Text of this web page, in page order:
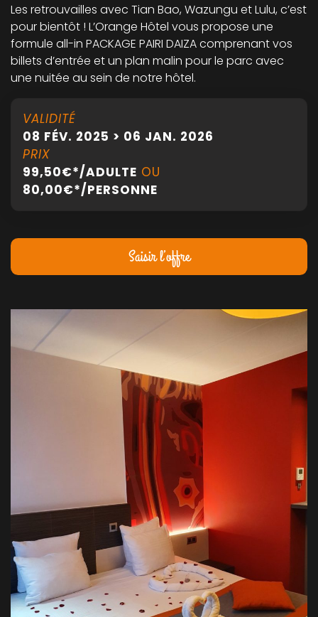
Les retrouvailles avec Tian Bao, Wazungu et Lulu, c’est
pour bientôt ! L’Orange Hôtel vous propose une
formule all-in PACKAGE PAIRI DAIZA comprenant vos
billets d’entrée et un plan malin pour le parc avec
une nuitée au sein de notre hôtel.
VALIDITÉ
08 FÉV. 2025 > 06 JAN. 2026
PRIX
99,50€*/ADULTE OU
80,00€*/PERSONNE
Saisir l’offre